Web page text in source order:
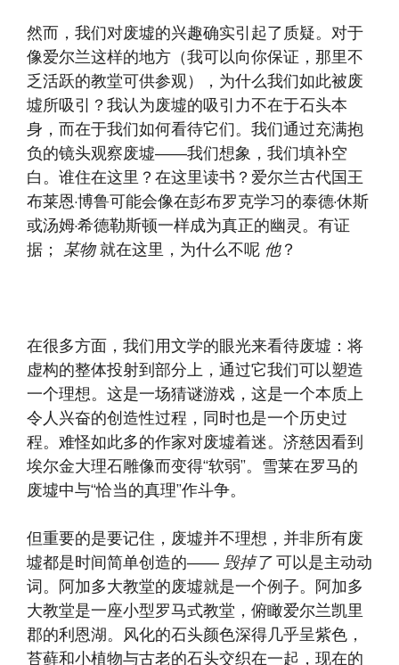
然而，我们对废墟的兴趣确实引起了质疑。对于
像爱尔兰这样的地方（我可以向你保证，那里不
乏活跃的教堂可供参观），为什么我们如此被废
墟所吸引？我认为废墟的吸引力不在于石头本
身，而在于我们如何看待它们。我们通过充满抱
负的镜头观察废墟——我们想象，我们填补空
白。谁住在这里？在这里读书？爱尔兰古代国王
布莱恩·博鲁可能会像在彭布罗克学习的泰德·休斯
或汤姆·希德勒斯顿一样成为真正的幽灵。有证
据； 某物就在这里，为什么不呢 他？
在很多方面，我们用文学的眼光来看待废墟：将
虚构的整体投射到部分上，通过它我们可以塑造
一个理想。这是一场猜谜游戏，这是一个本质上
令人兴奋的创造性过程，同时也是一个历史过
程。难怪如此多的作家对废墟着迷。济慈因看到
埃尔金大理石雕像而变得“软弱”。雪莱在罗马的
废墟中与“恰当的真理”作斗争。
但重要的是要记住，废墟并不理想，并非所有废
墟都是时间简单创造的—— 毁掉了可以是主动动
词。阿加多大教堂的废墟就是一个例子。阿加多
大教堂是一座小型罗马式教堂，俯瞰爱尔兰凯里
郡的利恩湖。风化的石头颜色深得几乎呈紫色，
苔藓和小植物与古老的石头交织在一起，现在的